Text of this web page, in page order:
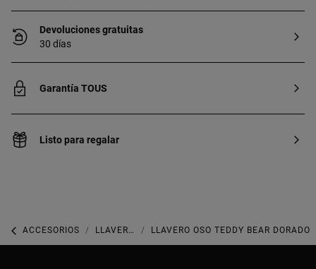
Devoluciones gratuitas
30 días
Garantía TOUS
Listo para regalar
ACCESORIOS LLAVEROS Y CHARMS PARA BOLSOS LLAVERO OSO TEDDY BEAR DORADO